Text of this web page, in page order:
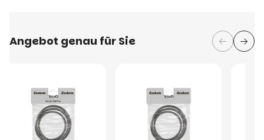
Angebot genau für Sie